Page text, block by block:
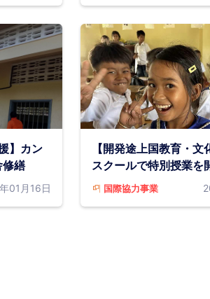
】カン
繕
01月16日
【開発途上国教育・
スクールで特別授業を
国際協力事業